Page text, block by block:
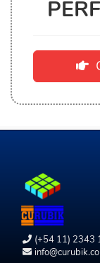
(+54 11) 2343